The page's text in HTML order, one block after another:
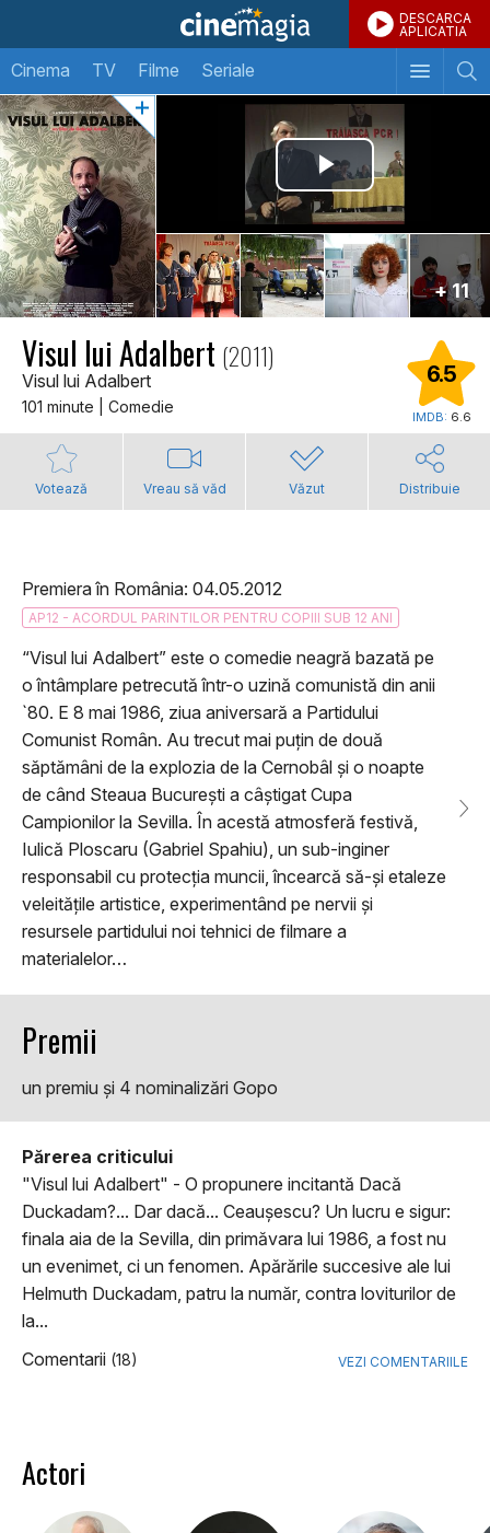
DESCARCA
APLICATIA
Cinema TV Filme Seriale
+ 11
Visul lui Adalbert (2011)
Visul lui Adalbert
101 minute | Comedie
6.5
IMDB: 6.6
Votează Vreau să văd Văzut Distribuie
Premiera în România: 04.05.2012
AP12 - ACORDUL PARINTILOR PENTRU COPIII SUB 12 ANI
“Visul lui Adalbert” este o comedie neagră bazată pe
o întâmplare petrecută într-o uzină comunistă din anii
`80. E 8 mai 1986, ziua aniversară a Partidului
Comunist Român. Au trecut mai puțin de două
săptămâni de la explozia de la Cernobâl și o noapte
de când Steaua București a câștigat Cupa
Campionilor la Sevilla. În acestă atmosferă festivă,
Iulică Ploscaru (Gabriel Spahiu), un sub-inginer
responsabil cu protecția muncii, încearcă să-și etaleze
veleitățile artistice, experimentând pe nervii și
resursele partidului noi tehnici de filmare a
materialelor…
Premii
un premiu şi 4 nominalizări Gopo
Părerea criticului
"Visul lui Adalbert" - O propunere incitantă Dacă
Duckadam?... Dar dacă... Ceauşescu? Un lucru e sigur:
finala aia de la Sevilla, din primăvara lui 1986, a fost nu
un evenimet, ci un fenomen. Apărările succesive ale lui
Helmuth Duckadam, patru la număr, contra loviturilor de
la...
Comentarii (18) VEZI COMENTARIILE
Actori